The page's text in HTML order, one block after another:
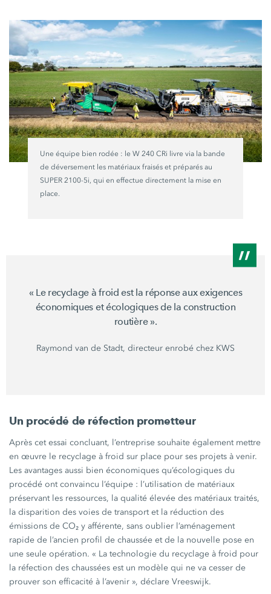
Une équipe bien rodée : le W 240 CRi livre via la bande
de déversement les matériaux fraisés et préparés au
SUPER 2100-5i, qui en effectue directement la mise en
place.
« Lerecyclage à froid est la réponse aux exigences
économiques et écologiques de la construction
routière ».
Raymond van de Stadt, directeur enrobé chez KWS
Un procédé de réfection prometteur
Après cet essai concluant, l’entreprise souhaite également mettre
en œuvre le recyclage à froid sur place pour ses projets à venir.
Les avantages aussi bien économiques qu’écologiques du
procédé ont convaincu l’équipe : l’utilisation de matériaux
préservant les ressources, la qualité élevée des matériaux traités,
la disparition des voies de transport et la réduction des
émissions de CO₂ y afférente, sans oublier l’aménagement
rapide de l’ancien profil de chaussée et de la nouvelle pose en
une seule opération. « La technologie du recyclage à froid pour
la réfection des chaussées est un modèle qui ne va cesser de
prouver son efficacité à l’avenir », déclare Vreeswijk.